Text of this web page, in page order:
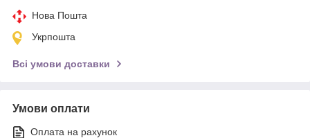
Нова Пошта
Укрпошта
Всі умови доставки
Умови оплати
Оплата на рахунок